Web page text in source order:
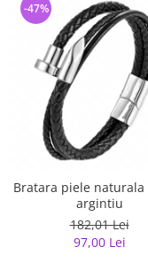
Bratara piele naturala
argintiu
182,01 Lei
97,00 Lei
-47%